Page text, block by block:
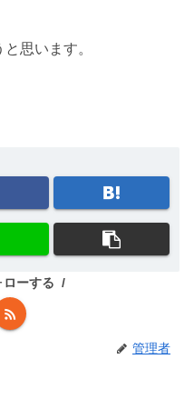
思います。
ーする
管理者